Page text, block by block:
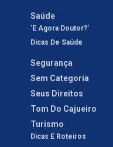
Saúde
'E Agora Doutor?'
Dicas De Saúde
Segurança
Sem Categoria
Seus Direitos
Tom Do Cajueiro
Turismo
Dicas E Roteiros